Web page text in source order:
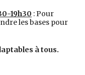
19h30 : Pour
les bases pour
à tous.